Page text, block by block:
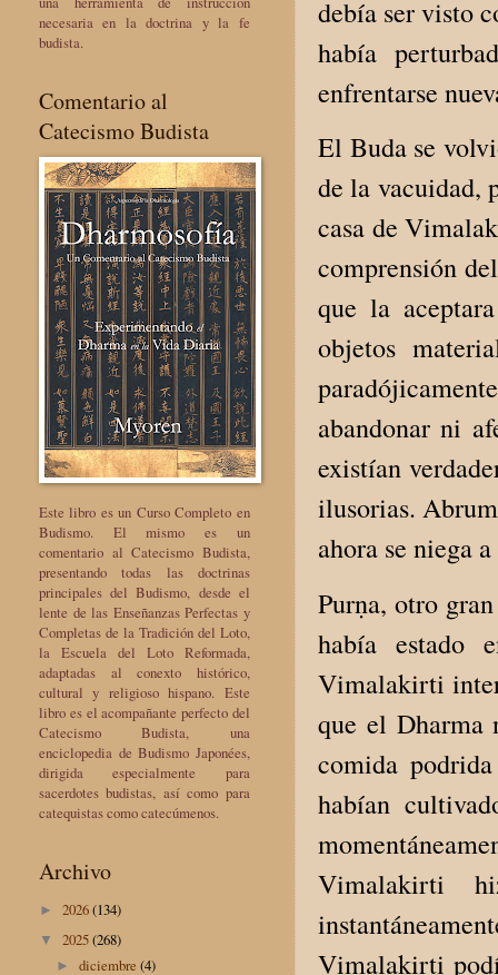
debía ser visto
había
enfrentarse
El Buda se
de la vacuidad,
casa de
comprensión
que la
objetos
abandonar ni
existían
ilusorias.
ahora se niega
Purṇa, otro
había estado
Vimalakirti
que el Dharma
comida
habían
Vimalakirti
Vimalakirti
necesaria en la doctrina y la fe
budista.
Comentario al
Catecismo Budista
Este libro es un Curso Completo en
Budismo. El mismo es un
comentario al Catecismo Budista,
presentando todas las doctrinas
principales del Budismo, desde el
lente de las Enseñanzas Perfectas y
Completas de la Tradición del Loto,
la Escuela del Loto Reformada,
adaptadas al conexto histórico,
cultural y religioso hispano. Este
libro es el acompañante perfecto del
Catecismo Budista, una
enciclopedia de Budismo Japonées,
dirigida especialmente para
sacerdotes budistas, así como para
catequistas como catecúmenos.
Archivo
► 2026(134)
▼ 2025(268)
►diciembre(4)